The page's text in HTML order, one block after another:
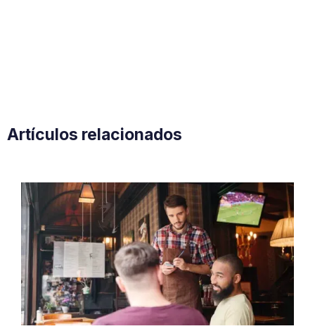
Artículos relacionados